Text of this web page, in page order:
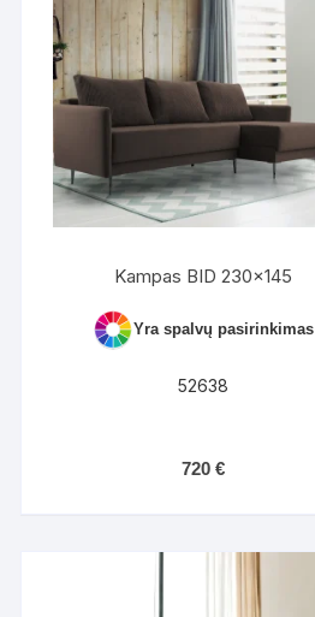
Kampas BID 230×145
Yra spalvų pasirinkimas
52638
720 €